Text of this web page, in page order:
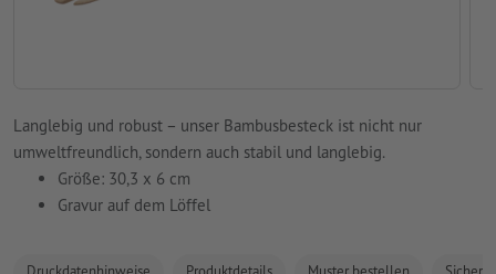
Langlebig und robust – unser Bambusbesteck ist nicht nur
umweltfreundlich, sondern auch stabil und langlebig.
Größe: 30,3 x 6 cm
Gravur auf dem Löffel